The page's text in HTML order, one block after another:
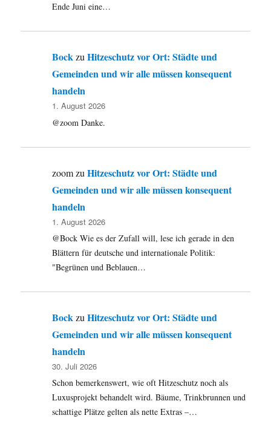
Ende Juni eine…
BockzuHitzeschutz vor Ort: Städte und
Gemeinden und wir alle müssen konsequent
handeln
1. August 2026
@zoom Danke.
zoomzuHitzeschutz vor Ort: Städte und
Gemeinden und wir alle müssen konsequent
handeln
1. August 2026
@Bock Wie es der Zufall will, lese ich gerade in den
Blättern für deutsche und internationale Politik:
"Begrünen und Beblauen…
Bock zuHitzeschutz vor Ort: Städte und
Gemeinden und wir alle müssen konsequent
handeln
30. Juli 2026
Schon bemerkenswert, wie oft Hitzeschutz noch als
Luxusprojekt behandelt wird. Bäume, Trinkbrunnen und
schattige Plätze gelten als nette Extras –…